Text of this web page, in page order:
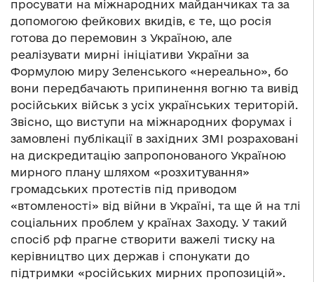
просувати на міжнародних майданчиках та за
допомогою фейкових вкидів, є те, що росія
готова до перемовин з Україною, але
реалізувати мирні ініціативи України за
Формулою миру Зеленського «нереально», бо
вони передбачають припинення вогню та вивід
російських військ з усіх українських територій.
Звісно, що виступи на міжнародних форумах і
замовлені публікації в західних ЗМІ розраховані
на дискредитацію запропонованого Україною
мирного плану шляхом «розхитування»
громадських протестів під приводом
«втомленості» від війни в Україні, та ще й на тлі
соціальних проблем у країнах Заходу. У такий
спосіб рф прагне створити важелі тиску на
керівництво цих держав і спонукати до
підтримки «російських мирних пропозицій».